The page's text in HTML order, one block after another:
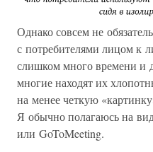
Однако совсем не
с потребителями лицом к
слишком много времени и
многие находят их
на менее четкую
Я обычно полагаюсь на
или GoToMeeting.